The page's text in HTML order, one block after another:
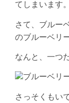
てしまいます。
さて、ブルー
のブルーベリ
なんと、一つ
さっそくもい